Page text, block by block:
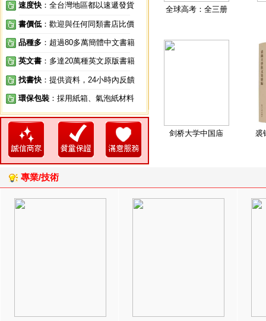
速度快 ：全台灣地區都以速遞發貨
書價低 ：歡迎與任何同類書店比價
品種多 ：超過80多萬簡體中文書籍
英文書 ：多達20萬種英文原版書籍
找書快 ：提供資料，24小時內反饋
環保包裝 ：採用紙箱、氣泡紙材料
全球高考：全三册
剑桥大学中国庙 裘
專業/技術